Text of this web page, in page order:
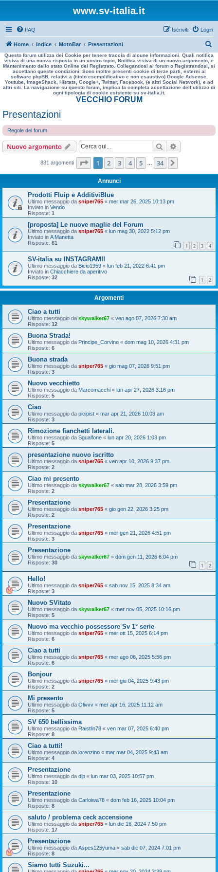
www.sv-italia.it
FAQ Login
Iscriviti
Home Indice MotoBar Presentazioni
e
r
a
Questo forum utilizza dei Cookie per tenere traccia di alcune informazioni. Quali notifica
visiva di una nuova risposta in un vostro topic, Notifica visiva di un nuovo argomento, e
Mantenimento dello stato Online del Registrato. Collegandosi al forum o Registrandosi, si
accettano queste condizioni. Sono inoltre presenti cookie di terze parti, esterni al
software phpBB, relativi a (titolo esemplificativo e non esaustivo) Google Adsense,
Youtube, ImageShack, Histats, Google+, Twitter, Facebook, (e altri Social Network), e ad
altri siti. La navigazione su questo forum, implica la completa accettazione dell’utilizzo di
ogni tipologia di cookie esistente su sv-italia.it.
VECCHIO FORUM
Presentazioni
Regole del forum
Nuovo argomento Cerca
831 argomenti Pagina di 34
1 2 3 4 5 34
Annunci
Prodotti Fluip e AdditiviBlue
Ultimo messaggio da sniper765 « mer mar 26, 2025 10:13 pm
Inviato in Vendo
Risposte: 1
[proposta] Le nuove maglie del Forum
Ultimo messaggio da sniper765 « lun mag 30, 2022 5:12 pm
Inviato in A Manetta
Risposte: 61 1 2 3 4
SV-italia su INSTAGRAM!!
Ultimo messaggio da Bicio1959 « lun feb 21, 2022 6:41 pm
Inviato in Chiacchiere da aperitivo
Risposte: 32 1 2
Argomenti
Ciao a tutti
Ultimo messaggio da skywalker67 « ven ago 07, 2026 7:30 am
Risposte: 12
Buona Strada!
Ultimo messaggio da Principe_Corvino « dom mag 10, 2026 4:31 pm
Risposte: 6
Buona strada
Ultimo messaggio da sniper765 « gio mag 07, 2026 9:51 pm
Risposte: 3
Nuovo vecchietto
Ultimo messaggio da Marcomacchi « lun apr 27, 2026 3:16 pm
Risposte: 5
Ciao
Ultimo messaggio da picipist « mar apr 21, 2026 10:03 am
Risposte: 3
Rimozione fianchetti laterali.
Ultimo messaggio da Sgualfone « lun apr 20, 2026 1:03 pm
Risposte: 5
presentazione nuovo iscritto
Ultimo messaggio da sniper765 « ven apr 10, 2026 9:37 pm
Risposte: 2
Ciao mi presento
Ultimo messaggio da skywalker67 « sab mar 28, 2026 3:59 pm
Risposte: 2
Presentazione
Ultimo messaggio da sniper765 « gio gen 22, 2026 3:25 pm
Risposte: 2
Presentazione
Ultimo messaggio da sniper765 « mer gen 21, 2026 4:51 pm
Risposte: 3
Presentazione
Ultimo messaggio da skywalker67 « dom gen 11, 2026 6:04 pm
Risposte: 30 1 2
Hello!
Ultimo messaggio da sniper765 « sab nov 15, 2025 8:34 am
Risposte: 3
Nuovo SVitato
Ultimo messaggio da skywalker67 « mer nov 05, 2025 10:16 pm
Risposte: 5
Nuovo ma vecchio possessore Sv 1° serie
Ultimo messaggio da sniper765 « mer ott 15, 2025 6:14 pm
Risposte: 6
Ciao a tutti
Ultimo messaggio da sniper765 « mer ago 06, 2025 5:56 pm
Risposte: 6
Bonjour
Ultimo messaggio da sniper765 « mer giu 04, 2025 9:43 pm
Risposte: 2
Mi presento
Ultimo messaggio da Olivvv « mer apr 16, 2025 11:12 am
Risposte: 5
SV 650 bellissima
Ultimo messaggio da Raistlin78 « ven mar 07, 2025 6:40 pm
Risposte: 8
Ciao a tutti!
Ultimo messaggio da lorenzino « mar mar 04, 2025 9:43 am
Risposte: 4
Presentazione
Ultimo messaggio da dip « lun mar 03, 2025 10:57 pm
Risposte: 10
Presentazione
Ultimo messaggio da Carloiwa78 « dom feb 16, 2025 10:04 pm
Risposte: 8
saluto / problema ceck accensione
Ultimo messaggio da sniper765 « lun dic 16, 2024 7:50 pm
Risposte: 17
Presentazione
Ultimo messaggio da Aspes125yuma « sab dic 07, 2024 7:01 pm
Risposte: 8
Siamo tutti Suzuki...